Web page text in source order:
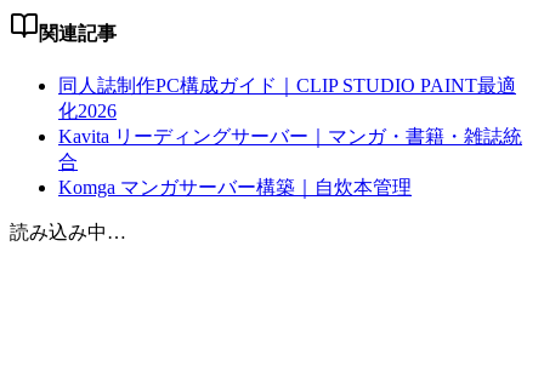
関連記事
同人誌制作PC構成ガイド｜CLIP STUDIO PAINT最適
化2026
Kavita リーディングサーバー｜マンガ・書籍・雑誌統
合
Komga マンガサーバー構築｜自炊本管理
読み込み中…